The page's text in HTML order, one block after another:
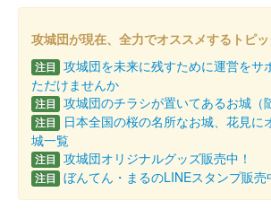
小倉城 御城印
スターフライヤー×舞台『刀剣乱舞』デジタ
北九州の参加者で、小倉城天守閣（小倉城庭
らえる御城印。
小倉城 御城印 長曽祢虎徹版
攻城団が現在、全力でオススメするトピッ
注目 攻城団を未来に残すために運営をサ
ただけませんか
注目 攻城団のチラシが置いてあるお城（
注目
日本全国の桜の名所なお城、花見に
城一覧
注目 攻城団オリジナルグッズ販売中！
注目 ぼんてん・まるのLINEスタンプ販売